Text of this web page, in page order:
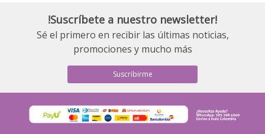
!Suscríbete a nuestro newsletter!
Sé el primero en recibir las últimas noticias,
promociones y mucho más
Suscribirme